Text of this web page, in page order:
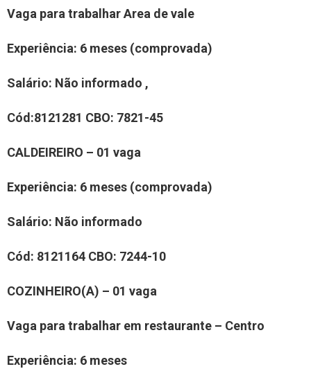
Vaga para trabalharArea de vale
Experiência: 6 meses (comprovada)
Salário: Não informado ,
Cód:8121281 CBO: 7821-45
CALDEIREIRO – 01 vaga
Experiência: 6 meses (comprovada)
Salário: Não informado
Cód: 8121164 CBO: 7244-10
COZINHEIRO(A) – 01 vaga
Vaga para trabalhar em restaurante – Centro
Experiência: 6 meses